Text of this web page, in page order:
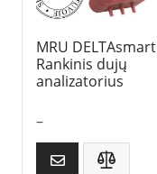
MRU DELTAsmart
Rankinis dujų
analizatorius
–